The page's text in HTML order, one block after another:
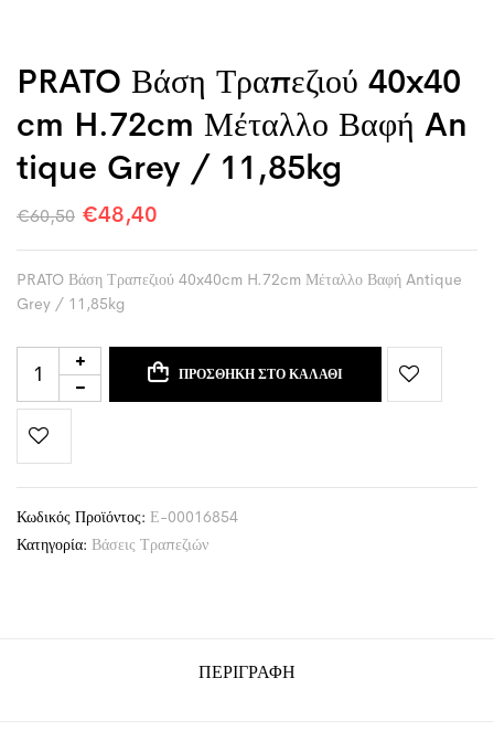
PRATO Βάση Τραπεζιού 40x40
Cm H.72cm Μέταλλο Βαφή An
Tique Grey / 11,85kg
€60,50 €48,40
PRATO Βάση Τραπεζιού 40x40cm H.72cm Μέταλλο Βαφή Antique
Grey / 11,85kg
ΠΡΟΣΘΉΚΗ ΣΤΟ ΚΑΛΆΘΙ
Κωδικός Προϊόντος: Ε-00016854
Κατηγορία: Βάσεις Τραπεζιών
ΠΕΡΙΓΡΑΦΉ